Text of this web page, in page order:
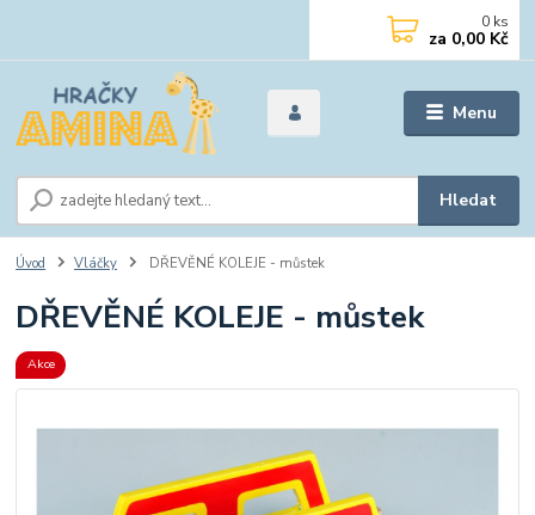
Menu
Hledat
0 ks
za 0,00 Kč
Úvod Vláčky DŘEVĚNÉ KOLEJE - můstek
DŘEVĚNÉ KOLEJE - můstek
Akce